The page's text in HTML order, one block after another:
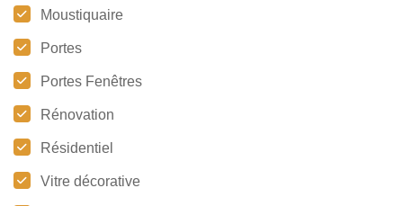
Moustiquaire
Portes
Portes Fenêtres
Rénovation
Résidentiel
Vitre décorative